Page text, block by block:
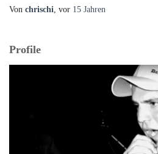
Von chrischi, vor 15 Jahren
Profile